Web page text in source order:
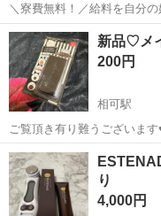
＼寮費無料！／給料を自分
社特典最大20万円！｜入社
くほど時給UP☆ トヨタ車の製造（組立・加工など） トヨタ車体各工
場でのミニバン・SUV...
三重 いなべ市 多度
新品♡メ
200円
相可駅
ご覧頂き有り難うございま
格！ 買って頂いた方にオマケ付けます...♪*゜ 何かはお楽しみにね♔ 🔴
アイシャドウ
三重 松阪市
り
4,000円